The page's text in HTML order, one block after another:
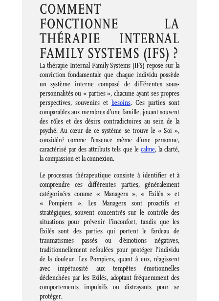
COMMENT
FONCTIONNE LA
THÉRAPIE INTERNAL
FAMILY SYSTEMS (IFS) ?
La thérapie Internal Family Systems (IFS) repose sur la
conviction fondamentale que chaque individu possède
un système interne composé de différentes sous-
personnalités ou « parties », chacune ayant ses propres
perspectives, souvenirs et besoins. Ces parties sont
comparables aux membres d’une famille, jouant souvent
des rôles et des désirs contradictoires au sein de la
psyché. Au cœur de ce système se trouve le « Soi »,
considéré comme l’essence même d’une personne,
caractérisé par des attributs tels que le calme, la clarté,
la compassion et la connexion.
Le processus thérapeutique consiste à identifier et à
comprendre ces différentes parties, généralement
catégorisées comme « Managers », « Exilés » et
« Pompiers ». Les Managers sont proactifs et
stratégiques, souvent concentrés sur le contrôle des
situations pour prévenir l’inconfort, tandis que les
Exilés sont des parties qui portent le fardeau de
traumatismes passés ou d’émotions négatives,
traditionnellement refoulées pour protéger l’individu
de la douleur. Les Pompiers, quant à eux, réagissent
avec impétuosité aux tempêtes émotionnelles
déclenchées par les Exilés, adoptant fréquemment des
comportements impulsifs ou distrayants pour se
protéger.